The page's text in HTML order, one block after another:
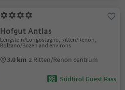
Hofgut Antlas
Lengstein/Longostagno, Ritten/Renon,
Bolzano/Bozen and environs
3.0 km z Ritten/Renon centrum
Südtirol Guest Pass